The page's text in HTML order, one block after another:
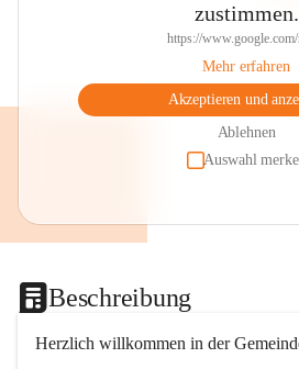
zustimmen.
https://
Mehr erfahren
Akzeptieren und
Ablehnen
Auswahl
Beschreibung
Herzlich willkommen in der